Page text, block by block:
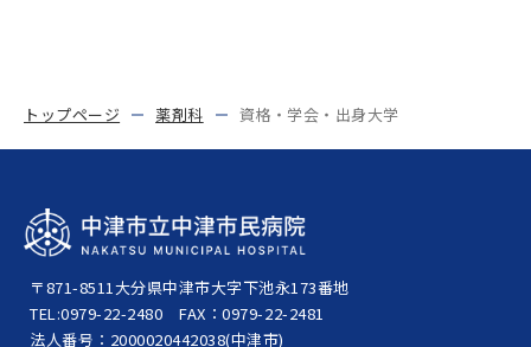
トップページ 薬剤科 資格・学会・出身大学
〒871-8511大分県中津市大字下池永173番地
TEL:0979-22-2480
FAX：0979-22-2481
法人番号：2000020442038(中津市)